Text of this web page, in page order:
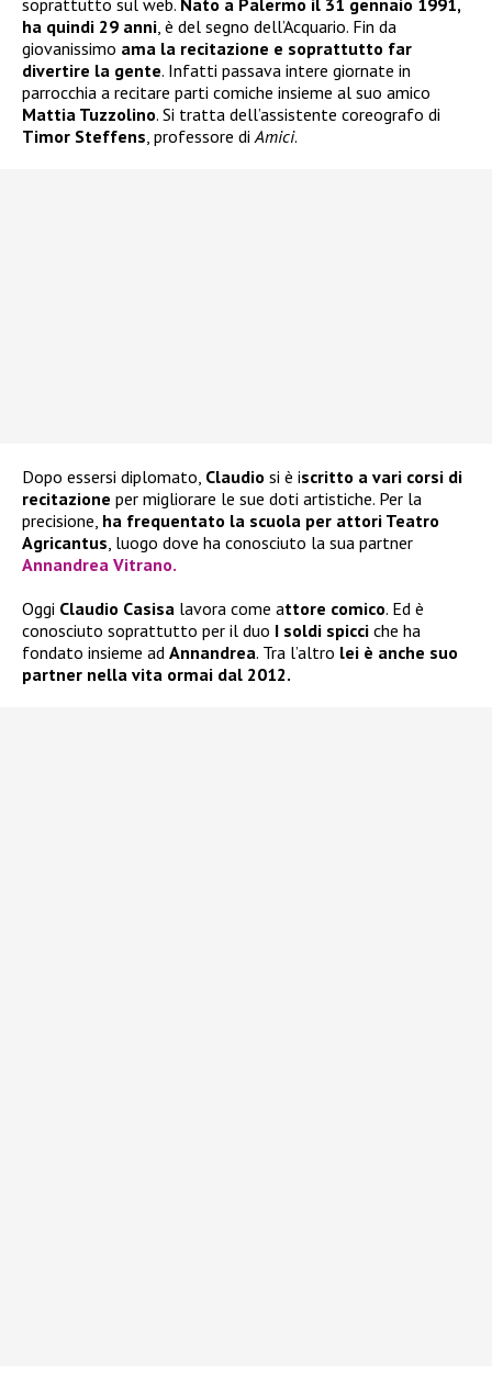
ha quindi 29 anni , è del segno dell’Acquario. Fin da
giovanissimo ama la recitazione e soprattutto far
divertire la gente. Infatti passava intere giornate in
parrocchia a recitare parti comiche insieme al suo amico
Mattia Tuzzolino. Si tratta dell’assistente coreografo di
Timor Steffens , professore di Amici.
Dopo essersi diplomato, Claudio si è iscritto a vari corsi di
recitazione per migliorare le sue doti artistiche. Per la
precisione, ha frequentato la scuola per attori Teatro
Agricantus , luogo dove ha conosciuto la sua partner
Annandrea Vitrano.
Oggi Claudio Casisa lavora come attore comico. Ed è
conosciuto soprattutto per il duo I soldi spicci che ha
fondato insieme ad Annandrea. Tra l’altro lei è anche suo
partner nella vita ormai dal 2012.